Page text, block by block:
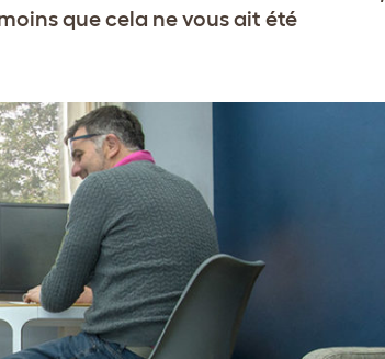
que cela ne vous ait été